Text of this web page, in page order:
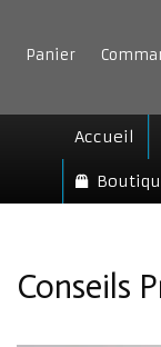
contenu
Panier
Accueil
Conseils